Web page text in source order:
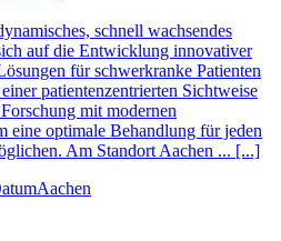
schnell wachsendes
auf die Entwicklung innovativer
für schwerkranke Patienten
patientenzentrierten Sichtweise
mit modernen
eine optimale Behandlung für jeden
Am Standort Aachen ... [...]
Aachen